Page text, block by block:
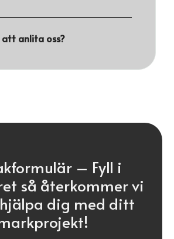
att anlita oss?
– Fyll i
så återkommer vi
dig med ditt